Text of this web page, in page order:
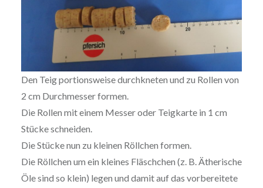
Den Teig portionsweise durchkneten und zu Rollen von
2 cm Durchmesser formen.
Die Rollen mit einem Messer oder Teigkarte in 1 cm
Stücke schneiden.
Die Stücke nun zu kleinen Röllchen formen.
Die Röllchen um ein kleines Fläschchen (z. B. Ätherische
Öle sind so klein) legen und damit auf das vorbereitete